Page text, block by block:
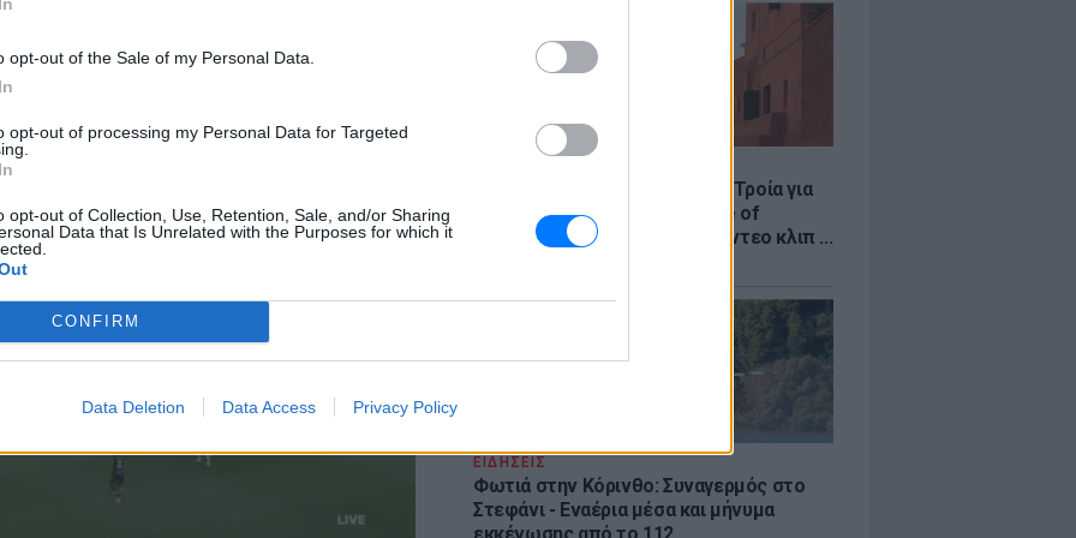
opt-out of the Sale of my Personal Data.
opt-out of processing my Personal Data for Targeted
opt-out of Collection, Use, Retention, Sale, and/or Sharing
Data that Is Unrelated with the Purposes for which it
CONFIRM
Data Deletion Data Access Privacy Policy
Το μαροκινό χωριό που έγινε Τροία για
τον Nolan, Yunkai για το Game of
Thrones και σκηνικό για το βίντεο κλιπ ...
ΕΙΔΗΣΕΙΣ
Φωτιά στην Κόρινθο: Συναγερμός στο
Στεφάνι - Εναέρια μέσα και μήνυμα
στην κίνηση και νίκησε τον
33'οι Καταριανοί έμειναν με δέκα παίκτες
φάση όπου αρχικά είχε υποδειχθεί